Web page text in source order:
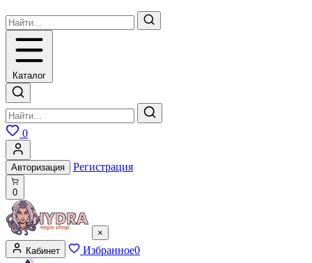
Каталог
0
Авторизация Регистрация
0
×
Кабинет
Избранное0